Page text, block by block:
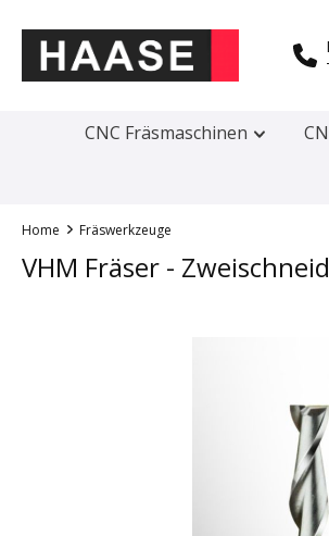
CNC Fräsmaschinen
Home Fräswerkzeuge
VHM Fräser -